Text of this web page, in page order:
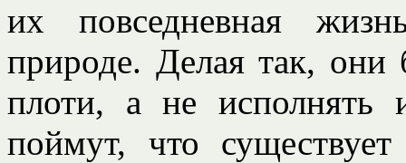
их повседневная
природе. Делая так, они
плоти, а не
поймут, что